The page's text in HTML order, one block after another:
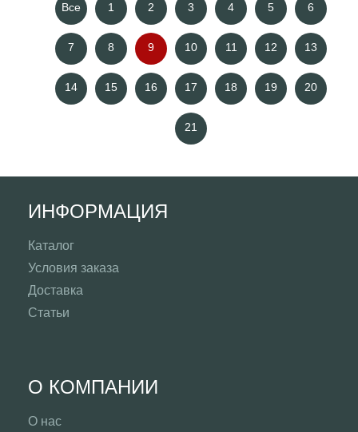
Все 1 2 3 4 5 6
7 8 9 10 11 12 13
14 15 16 17 18 19 20
21
ИНФОРМАЦИЯ
Каталог
Условия заказа
Доставка
Статьи
О КОМПАНИИ
О нас